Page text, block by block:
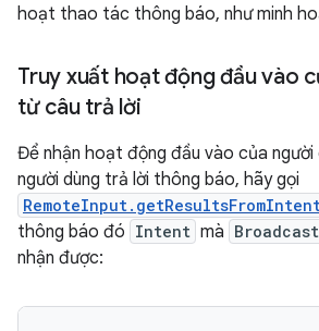
hoạt thao tác thông báo, như minh
Truy xuất hoạt động đầu vào
từ câu trả lời
Để nhận hoạt động đầu vào của người
người dùng trả lời thông báo, hãy gọi
thông báo đó Intent mà
nhận được: